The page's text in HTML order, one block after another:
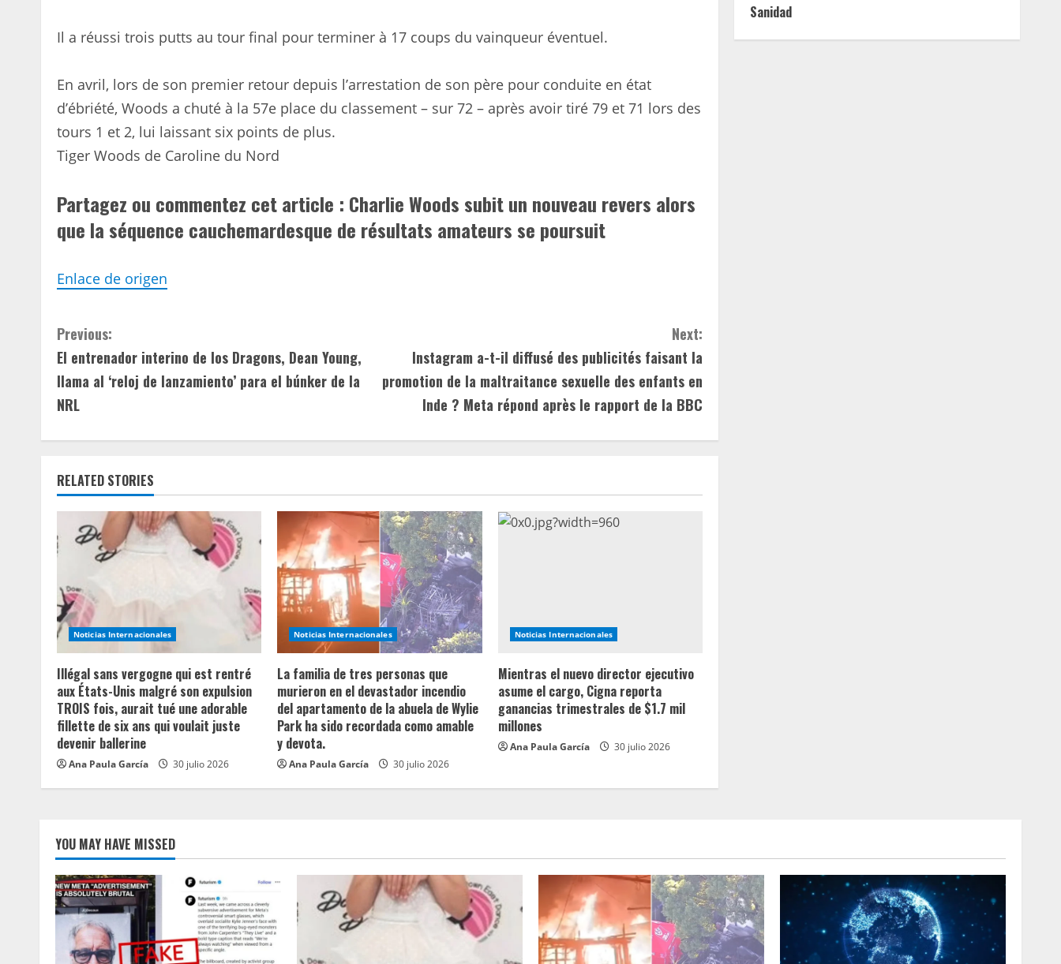
Il a réussi trois putts au tour final pour terminer à 17 coups du vainqueur éventuel.
En avril, lors de son premier retour depuis l’arrestation de son père pour conduite en état
d’ébriété, Woods a chuté à la 57e place du classement – ​​sur 72 – après avoir tiré 79 et 71 lors des
tours 1 et 2, lui laissant six points de plus.
Tiger Woods de Caroline du Nord
Partagez ou commentez cet article : Charlie Woods subit un nouveau revers alors
que la séquence cauchemardesque de résultats amateurs se poursuit
Enlace de origen
C
o
n
t
i
n
u
R
e
a
d
i
n
Previous:
El entrenador interino de los Dragons, Dean Young,
llama al ‘reloj de lanzamiento’ para el búnker de la
NRL
Next:
Instagram a-t-il diffusé des publicités faisant la
promotion de la maltraitance sexuelle des enfants en
Inde ? Meta répond après le rapport de la BBC
RELATED STORIES
Noticias Internacionales
Illégal sans vergogne qui est rentré
aux États-Unis malgré son expulsion
TROIS fois, aurait tué une adorable
fillette de six ans qui voulait juste
devenir ballerine
Ana Paula García 30 julio 2026
Noticias Internacionales
La familia de tres personas que
murieron en el devastador incendio
del apartamento de la abuela de Wylie
Park ha sido recordada como amable
y devota.
Ana Paula García 30 julio 2026
Noticias Internacionales
Mientras el nuevo director ejecutivo
asume el cargo, Cigna reporta
ganancias trimestrales de $1.7 mil
millones
Ana Paula García 30 julio 2026
Sanidad
YOU MAY HAVE MISSED